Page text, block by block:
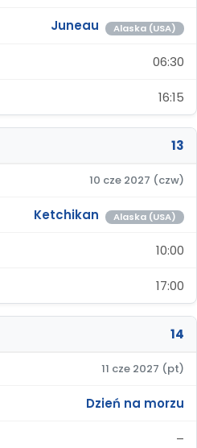
Juneau Alaska (USA)
06:30
16:15
13
10 cze 2027 (czw)
Ketchikan Alaska (USA)
10:00
17:00
14
11 cze 2027 (pt)
Dzień na morzu
–